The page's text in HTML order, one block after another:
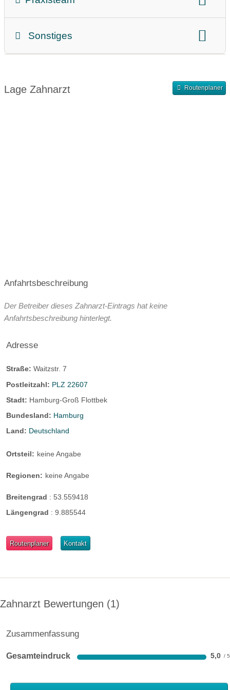
Teammitglieder
Sonstiges
Samstagssprechstunde
Lage Zahnarzt Routenplaner
Anfahrtsbeschreibung
Der Betreiber dieses Zahnarzt-Eintrags hat keine
Anfahrtsbeschreibung hinterlegt.
Adresse
Straße: Waitzstr. 7
Postleitzahl: PLZ 22607
Stadt: Hamburg-Groß Flottbek
Bundesland: Hamburg
Land: Deutschland
Ortsteil: keine Angabe
Regionen: keine Angabe
Breitengrad : 53.559418
Längengrad : 9.885544
Routenplaner Kontakt
Zahnarzt Bewertungen 1
Zusammenfassung
Gesamteindruck 5,0